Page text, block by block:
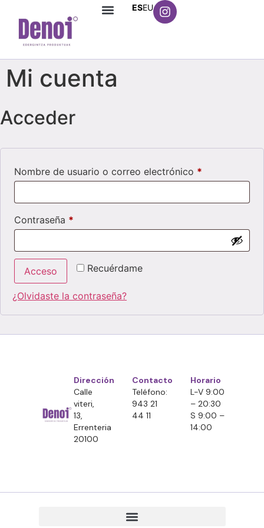
ESEU
Mi cuenta
Acceder
Nombre de usuario o correo electrónico *
Contraseña *
Recuérdame
Acceso
¿Olvidaste la contraseña?
Dirección
Calle
viteri,
13,
Errenteria
20100
Contacto
Teléfono:
943 21
44 11
Horario
L-V 9:00
– 20:30
S 9:00 –
14:00